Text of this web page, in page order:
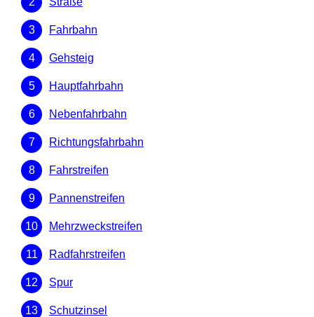
Fahrbahn
Gehsteig
Hauptfahrbahn
Nebenfahrbahn
Richtungsfahrbahn
Fahrstreifen
Pannenstreifen
Mehrzweckstreifen
Radfahrstreifen
Spur
Schutzinsel